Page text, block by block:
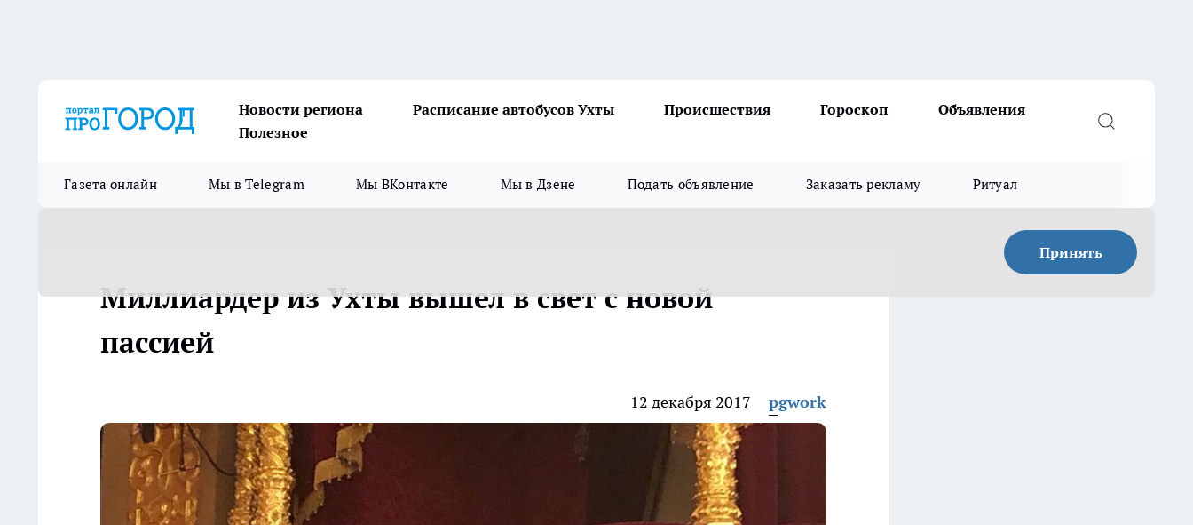
Новости региона Расписание автобусов Ухты Происшествия Гороскоп
Объявления
Полезное
Газета онлайн Мы в Telegram Мы ВКонтакте Мы в Дзене Подать объявление Заказать рекламу Ритуал
Принять
Миллиардер из Ухты вышел в свет с новой
пассией
12 декабря 2017 pgwork